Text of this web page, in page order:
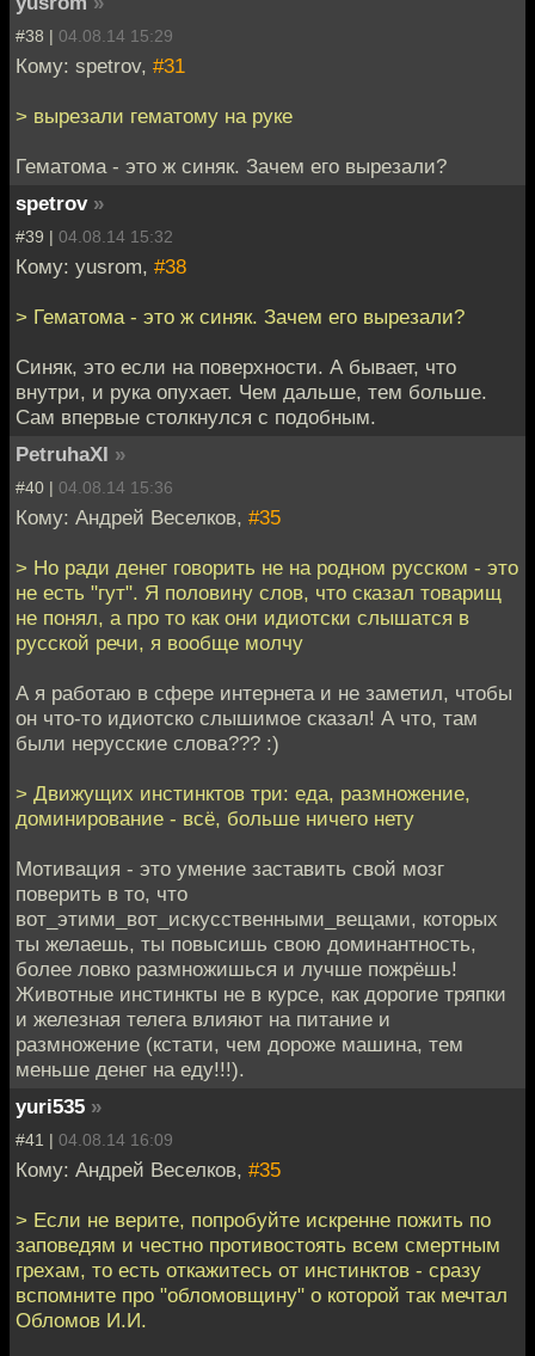
#38 | 04.08.14 15:29
Кому: spetrov, #31
> вырезали гематому на руке
Гематома - это ж синяк. Зачем его вырезали?
spetrov »
#39 | 04.08.14 15:32
Кому: yusrom, #38
> Гематома - это ж синяк. Зачем его вырезали?
Синяк, это если на поверхности. А бывает, что
внутри, и рука опухает. Чем дальше, тем больше.
Сам впервые столкнулся с подобным.
PetruhaXI »
#40 | 04.08.14 15:36
Кому: Андрей Веселков, #35
> Но ради денег говорить не на родном русском - это
не есть "гут". Я половину слов, что сказал товарищ
не понял, а про то как они идиотски слышатся в
русской речи, я вообще молчу
А я работаю в сфере интернета и не заметил, чтобы
он что-то идиотско слышимое сказал! А что, там
были нерусские слова??? :)
> Движущих инстинктов три: еда, размножение,
доминирование - всё, больше ничего нету
Мотивация - это умение заставить свой мозг
поверить в то, что
вот_этими_вот_искусственными_вещами, которых
ты желаешь, ты повысишь свою доминантность,
более ловко размножишься и лучше пожрёшь!
Животные инстинкты не в курсе, как дорогие тряпки
и железная телега влияют на питание и
размножение (кстати, чем дороже машина, тем
меньше денег на еду!!!).
yuri535 »
#41 | 04.08.14 16:09
Кому: Андрей Веселков, #35
> Если не верите, попробуйте искренне пожить по
заповедям и честно противостоять всем смертным
грехам, то есть откажитесь от инстинктов - сразу
вспомните про "обломовщину" о которой так мечтал
Обломов И.И.